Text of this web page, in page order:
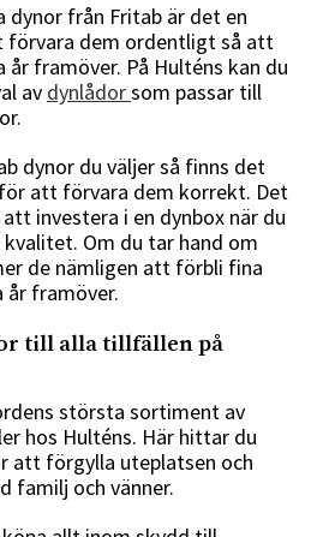
dynor från Fritab är det en
förvara dem ordentligt så att
år framöver. På Hulténs kan du
av dynlådorsom passar till
dynor du väljer så finns det
att förvara dem korrekt. Det
investera i en dynbox när du
Om du tar hand om
de nämligen att förbli fina
år framöver.
till alla tillfällen på
största sortiment av
hos Hulténs. Här hittar du
att förgylla uteplatsen och
familj och vänner.